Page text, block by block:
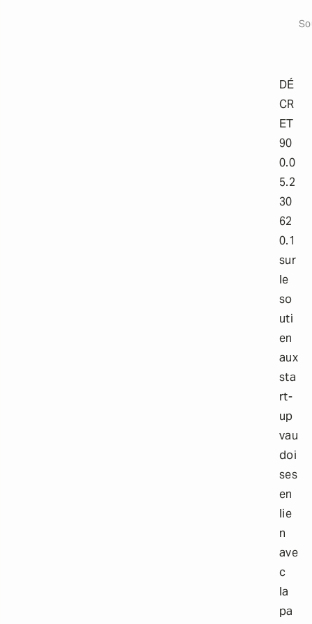
DÉ
CR
ET
90
0.0
5.2
30
62
0.1
sur
le
so
uti
en
aux
sta
rt-
up
vau
doi
ses
en
lie
n
ave
c
la
pa